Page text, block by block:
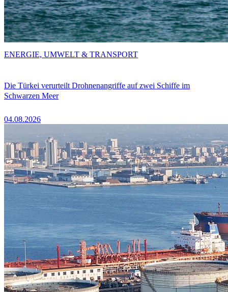
Die Türkei verurteilt Drohnenangriffe auf zwei Schiffe im
Schwarzen Meer
04.08.2026
ENERGIE, UMWELT & TRANSPORT